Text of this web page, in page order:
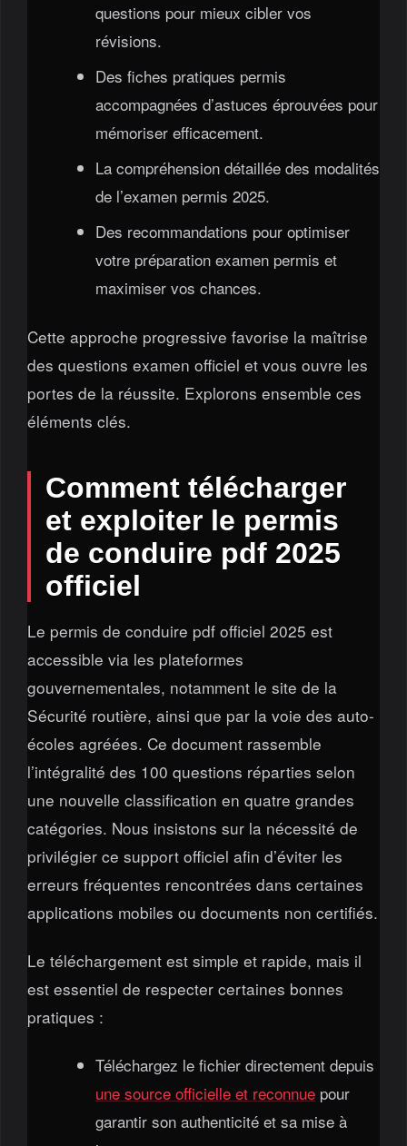
questions pour mieux cibler vos
révisions.
Des fiches pratiques permis
accompagnées d’astuces éprouvées pour
mémoriser efficacement.
La compréhension détaillée des modalités
de l’examen permis 2025.
Des recommandations pour optimiser
votre préparation examen permis et
maximiser vos chances.
Cette approche progressive favorise la maîtrise
des questions examen officiel et vous ouvre les
portes de la réussite. Explorons ensemble ces
éléments clés.
Comment télécharger
et exploiter le permis
de conduire pdf 2025
officiel
Le permis de conduire pdf officiel 2025 est
accessible via les plateformes
gouvernementales, notamment le site de la
Sécurité routière, ainsi que par la voie des auto-
écoles agréées. Ce document rassemble
l’intégralité des 100 questions réparties selon
une nouvelle classification en quatre grandes
catégories. Nous insistons sur la nécessité de
privilégier ce support officiel afin d’éviter les
erreurs fréquentes rencontrées dans certaines
applications mobiles ou documents non certifiés.
Le téléchargement est simple et rapide, mais il
est essentiel de respecter certaines bonnes
pratiques :
Téléchargez le fichier directement depuis
une source officielle et reconnuepour
garantir son authenticité et sa mise à